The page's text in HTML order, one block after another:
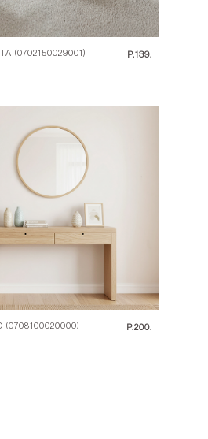
(0702150029001) P.139.
(0708100020000) P.200.